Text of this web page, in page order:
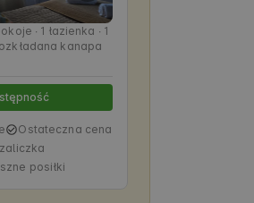
∙ 1 łazienka ∙ 1
kanapa
Ostateczna cena
posiłki